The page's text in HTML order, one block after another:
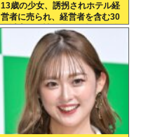
13歳の少女、誘拐されホテル経
営者に売られ、経営者を含む30
人以上から性的暴行。怒った群
集が折檻(動画有)。ホテルはブ
ルドーザーで撤去